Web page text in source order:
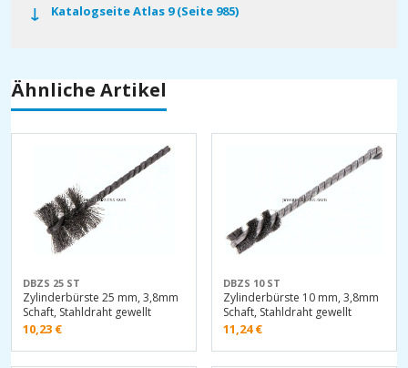
Katalogseite Atlas 9 (Seite 985)
Ähnliche Artikel
DBZS 25 ST
Zylinderbürste 25 mm, 3,8mm
Schaft, Stahldraht gewellt
10,23 €
DBZS 10 ST
Zylinderbürste 10 mm, 3,8mm
Schaft, Stahldraht gewellt
11,24€